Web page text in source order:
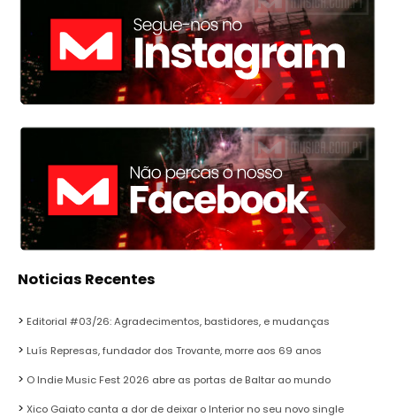
Noticias Recentes
Editorial #03/26: Agradecimentos, bastidores, e mudanças
Luís Represas, fundador dos Trovante, morre aos 69 anos
O Indie Music Fest 2026 abre as portas de Baltar ao mundo
Xico Gaiato canta a dor de deixar o Interior no seu novo single